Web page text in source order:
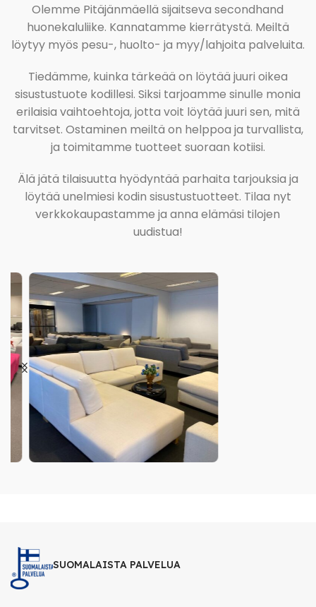
Olemme Pitäjänmäellä sijaitseva secondhand
huonekaluliike. Kannatamme kierrätystä. Meiltä
löytyy myös pesu-, huolto- ja myy/lahjoita palveluita.
Tiedämme, kuinka tärkeää on löytää juuri oikea
sisustustuote kodillesi. Siksi tarjoamme sinulle monia
erilaisia vaihtoehtoja, jotta voit löytää juuri sen, mitä
tarvitset. Ostaminen meiltä on helppoa ja turvallista,
ja toimitamme tuotteet suoraan kotiisi.
Älä jätä tilaisuutta hyödyntää parhaita tarjouksia ja
löytää unelmiesi kodin sisustustuotteet. Tilaa nyt
verkkokaupastamme ja anna elämäsi tilojen
uudistua!
SUOMALAISTA PALVELUA